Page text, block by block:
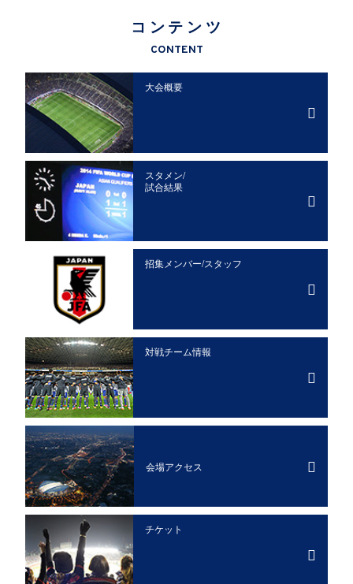
コンテンツ
CONTENT
大会概要
スタメン/
試合結果
招集メンバー/スタッフ
対戦チーム情報
会場アクセス
チケット